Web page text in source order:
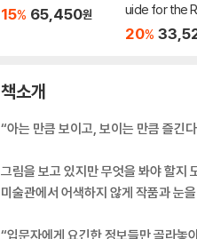
15% 65,450원
uide for the
Painter
20%
책소개
“아는 만큼 보이고, 보이는 만큼 즐긴
그림을 보고 있지만 무엇을 봐야 할지
미술관에서 어색하지 않게 작품과 눈
“입문자에게 요긴한 정보들만 골라놓